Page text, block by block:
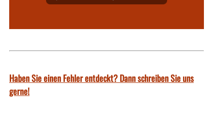
Haben Sie einen Fehler entdeckt? Dann schreiben Sie uns
gerne!